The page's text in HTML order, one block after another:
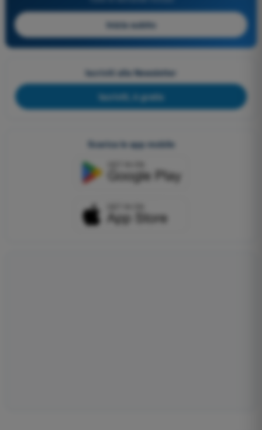
Inizia subito
Iscriviti alla Newsletter
Iscriviti, è gratis
Scarica le app mobile